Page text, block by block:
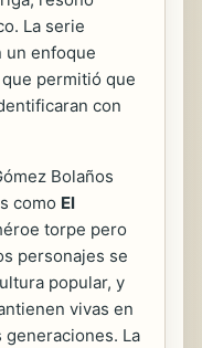
La serie
un enfoque
permitió que
con
Bolaños
como El
torpe pero
personajes se
popular, y
vivas en
generaciones. La